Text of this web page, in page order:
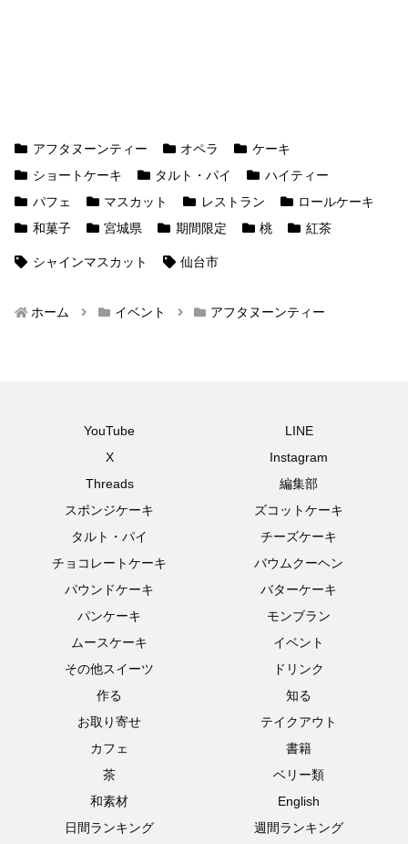
アフタヌーンティー オペラ
ケーキ
ショートケーキ
タルト・パイ
ハイティー
パフェ
マスカット レストラン
ロールケーキ
和菓子
宮城県 期間限定 桃 紅茶
シャインマスカット 仙台市
ホーム イベント アフタヌーンティー
YouTube
LINE
X
Instagram
Threads
編集部
スポンジケーキ
ズコットケーキ
タルト・パイ
チーズケーキ
チョコレートケーキ
バウムクーヘン
パウンドケーキ
バターケーキ
パンケーキ
モンブラン
ムースケーキ
イベント
その他スイーツ
ドリンク
作る
知る
お取り寄せ
テイクアウト
カフェ
書籍
茶
ベリー類
和素材
English
日間ランキング
週間ランキング